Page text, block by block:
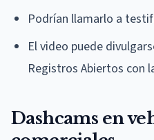
Podrían llamarlo a
El video puede
Registros Abiertos con
Dashcams en